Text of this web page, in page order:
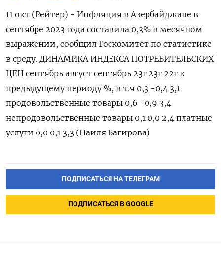
11 окт (Рейтер) - Инфляция в Азербайджане в
сентябре 2023 года составила 0,3% в месячном
выражении, сообщил Госкомитет по статистике
в среду. ДИНАМИКА ИНДЕКСА ПОТРЕБИТЕЛЬСКИХ
ЦЕН сентябрь август сентябрь 23г 23г 22г к
предыдущему периоду %, в т.ч 0,3 -0,4 3,1
продовольственные товары 0,6 -0,9 3,4
непродовольственные товары 0,1 0,0 2,4 платные
услуги 0,0 0,1 3,3 (Наиля Багирова)
ПОДПИСАТЬСЯ НА ТЕЛЕГРАМ
ПОДПИСАТЬСЯ В GOOGLE